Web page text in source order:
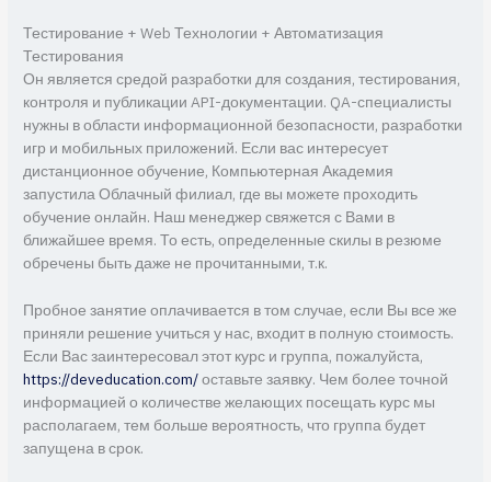
Тестирование + Web Технологии + Автоматизация
Тестирования
Он является средой разработки для создания, тестирования,
контроля и публикации API-документации. QA-специалисты
нужны в области информационной безопасности, разработки
игр и мобильных приложений. Если вас интересует
дистанционное обучение, Компьютерная Академия
запустила Облачный филиал, где вы можете проходить
обучение онлайн. Наш менеджер свяжется с Вами в
ближайшее время. То есть, определенные скилы в резюме
обречены быть даже не прочитанными, т.к.
Пробное занятие оплачивается в том случае, если Вы все же
приняли решение учиться у нас, входит в полную стоимость.
Если Вас заинтересовал этот курс и группа, пожалуйста,
https://deveducation.com/оставьте заявку. Чем более точной
информацией о количестве желающих посещать курс мы
располагаем, тем больше вероятность, что группа будет
запущена в срок.